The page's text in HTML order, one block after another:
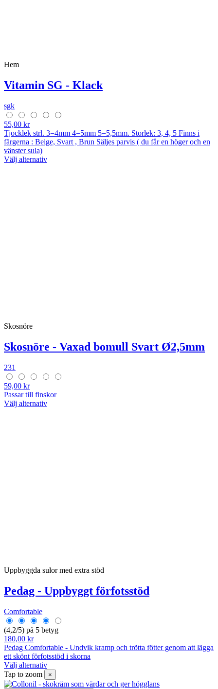
Hem
Vitamin SG - Klack
sgk
55,00 kr
Tjocklek strl. 3=4mm 4=5mm 5=5,5mm. Storlek: 3, 4, 5 Finns i
färgerna : Beige, Svart , Brun Säljes parvis ( du får en höger och en
vänster sula)
Välj alternativ
Skosnöre
Skosnöre - Vaxad bomull Svart Ø2,5mm
231
59,00 kr
Passar till finskor
Välj alternativ
Uppbyggda sulor med extra stöd
Pedag - Uppbyggt förfotsstöd
Comfortable
(4,2/5) på 5 betyg
180,00 kr
Pedag Comfortable - Undvik kramp och trötta fötter genom att lägga
ett skönt förfotsstöd i skorna
Välj alternativ
Tap to zoom
×